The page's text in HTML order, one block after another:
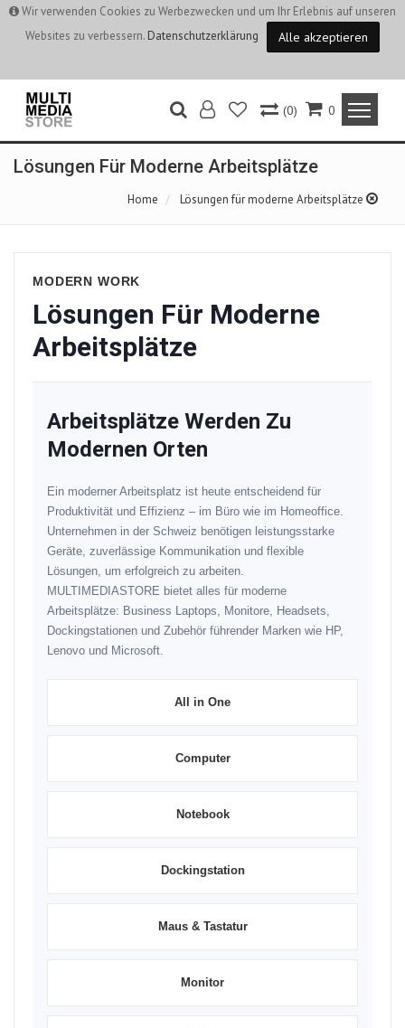
Wir verwenden Cookies zu Werbezwecken und um Ihr Erlebnis auf unseren
Websites zu verbessern. Datenschutzerklärung Alle akzeptieren
0
(0)
Lösungen Für Moderne Arbeitsplätze
Home Lösungen für moderne Arbeitsplätze
MODERN WORK
Lösungen Für Moderne
Arbeitsplätze
Arbeitsplätze Werden Zu
Modernen Orten
Ein moderner Arbeitsplatz ist heute entscheidend für
Produktivität und Effizienz – im Büro wie im Homeoffice.
Unternehmen in der Schweiz benötigen leistungsstarke
Geräte, zuverlässige Kommunikation und flexible
Lösungen, um erfolgreich zu arbeiten.
MULTIMEDIASTORE bietet alles für moderne
Arbeitsplätze: Business Laptops, Monitore, Headsets,
Dockingstationen und Zubehör führender Marken wie HP,
Lenovo und Microsoft.
All in One
Computer
Notebook
Dockingstation
Maus & Tastatur
Monitor